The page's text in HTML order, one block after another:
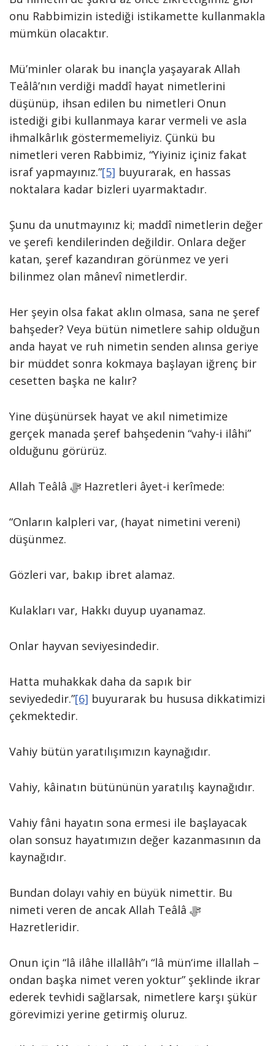
onu Rabbimizin istediği istikamette kullanmakla
mümkün olacaktır.
Mü’minler olarak bu inançla yaşayarak Allah
Teâlâ’nın verdiği maddî hayat nimetlerini
düşünüp, ihsan edilen bu nimetleri Onun
istediği gibi kullanmaya karar vermeli ve asla
ihmalkârlık göstermemeliyiz. Çünkü bu
nimetleri veren Rabbimiz, “Yiyiniz içiniz fakat
israf yapmayınız.”[5] buyurarak, en hassas
noktalara kadar bizleri uyarmaktadır.
Şunu da unutmayınız ki; maddî nimetlerin değer
ve şerefi kendilerinden değildir. Onlara değer
katan, şeref kazandıran görünmez ve yeri
bilinmez olan mânevî nimetlerdir.
Her şeyin olsa fakat aklın olmasa, sana ne şeref
bahşeder? Veya bütün nimetlere sahip olduğun
anda hayat ve ruh nimetin senden alınsa geriye
bir müddet sonra kokmaya başlayan iğrenç bir
cesetten başka ne kalır?
Yine düşünürsek hayat ve akıl nimetimize
gerçek manada şeref bahşedenin “vahy-i ilâhi”
olduğunu görürüz.
Allah Teâlâ ﷻ Hazretleri âyet-i kerîmede:
“Onların kalpleri var, (hayat nimetini vereni)
düşünmez.
Gözleri var, bakıp ibret alamaz.
Kulakları var, Hakkı duyup uyanamaz.
Onlar hayvan seviyesindedir.
Hatta muhakkak daha da sapık bir
seviyededir.”[6] buyurarak bu hususa dikkatimizi
çekmektedir.
Vahiy bütün yaratılışımızın kaynağıdır.
Vahiy, kâinatın bütününün yaratılış kaynağıdır.
Vahiy fâni hayatın sona ermesi ile başlayacak
olan sonsuz hayatımızın değer kazanmasının da
kaynağıdır.
Bundan dolayı vahiy en büyük nimettir. Bu
nimeti veren de ancak Allah Teâlâ ﷻ
Hazretleridir.
Onun için “lâ ilâhe illallâh”ı “lâ mün‘ime illallah –
ondan başka nimet veren yoktur” şeklinde ikrar
ederek tevhidi sağlarsak, nimetlere karşı şükür
görevimizi yerine getirmiş oluruz.